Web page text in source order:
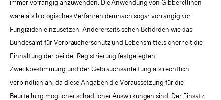
immer vorrangig anzuwenden. Die Anwendung von Gibberellinen
wäre als biologisches Verfahren demnach sogar vorrangig vor
Fungiziden einzusetzen. Andererseits sehen Behörden wie das
Bundesamt für Verbraucherschutz und Lebensmittelsicherheit die
Einhaltung der bei der Registrierung festgelegten
Zweckbestimmung und der Gebrauchsanleitung als rechtlich
verbindlich an, da diese Angaben die Voraussetzung für die
Beurteilung möglicher schädlicher Auswirkungen sind. Der Einsatz